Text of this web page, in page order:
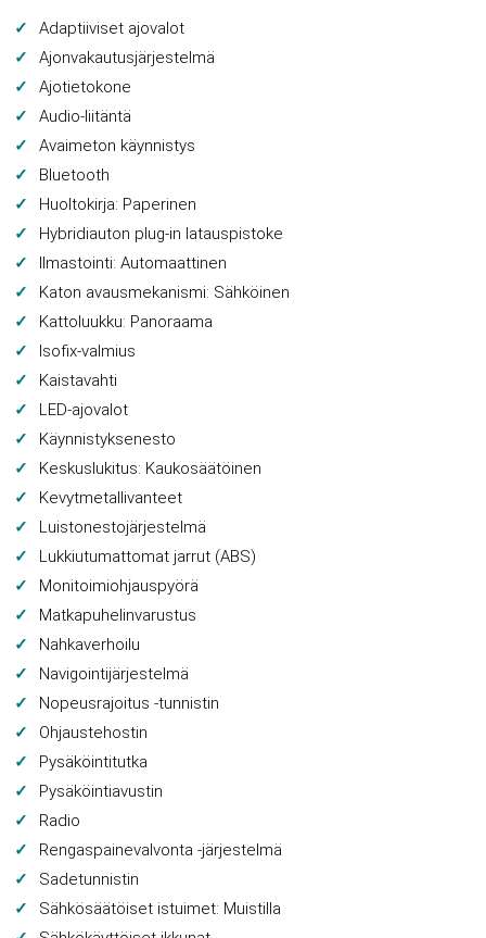
Adaptiiviset ajovalot
Ajonvakautusjärjestelmä
Ajotietokone
Audio-liitäntä
Avaimeton käynnistys
Bluetooth
Huoltokirja: Paperinen
Hybridiauton plug-in latauspistoke
Ilmastointi: Automaattinen
Katon avausmekanismi: Sähköinen
Kattoluukku: Panoraama
Isofix-valmius
Kaistavahti
LED-ajovalot
Käynnistyksenesto
Keskuslukitus: Kaukosäätöinen
Kevytmetallivanteet
Luistonestojärjestelmä
Lukkiutumattomat jarrut (ABS)
Monitoimiohjauspyörä
Matkapuhelinvarustus
Nahkaverhoilu
Navigointijärjestelmä
Nopeusrajoitus -tunnistin
Ohjaustehostin
Pysäköintitutka
Pysäköintiavustin
Radio
Rengaspainevalvonta -järjestelmä
Sadetunnistin
Sähkösäätöiset istuimet: Muistilla